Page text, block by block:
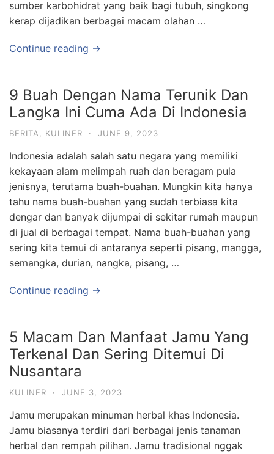
sumber karbohidrat yang baik bagi tubuh, singkong
kerap dijadikan berbagai macam olahan …
Continue reading →
9 Buah Dengan Nama Terunik Dan
Langka Ini Cuma Ada Di Indonesia
BERITA KULINER · JUNE 9, 2023
Indonesia adalah salah satu negara yang memiliki
kekayaan alam melimpah ruah dan beragam pula
jenisnya, terutama buah-buahan. Mungkin kita hanya
tahu nama buah-buahan yang sudah terbiasa kita
dengar dan banyak dijumpai di sekitar rumah maupun
di jual di berbagai tempat. Nama buah-buahan yang
sering kita temui di antaranya seperti pisang, mangga,
semangka, durian, nangka, pisang, …
Continue reading →
5 Macam Dan Manfaat Jamu Yang
Terkenal Dan Sering Ditemui Di
Nusantara
KULINER · JUNE 3, 2023
Jamu merupakan minuman herbal khas Indonesia.
Jamu biasanya terdiri dari berbagai jenis tanaman
herbal dan rempah pilihan. Jamu tradisional nggak